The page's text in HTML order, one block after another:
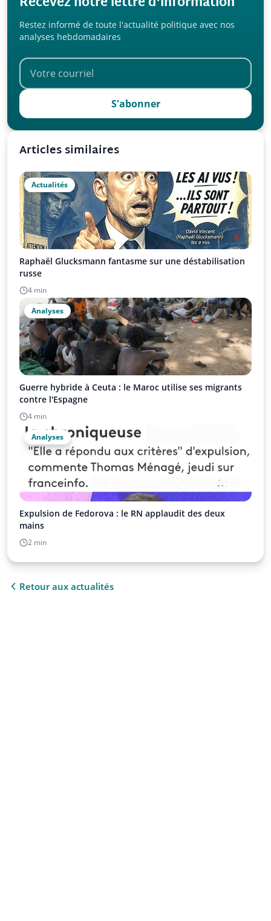
Restez informé de toute l'actualité politique avec nos
analyses hebdomadaires
S'abonner
Articles similaires
Actualités
Raphaël Glucksmann fantasme sur une déstabilisation
russe
4 min
Analyses
Guerre hybride à Ceuta : le Maroc utilise ses migrants
contre l'Espagne
4 min
Analyses
Expulsion de Fedorova : le RN applaudit des deux
mains
2 min
Retour aux actualités